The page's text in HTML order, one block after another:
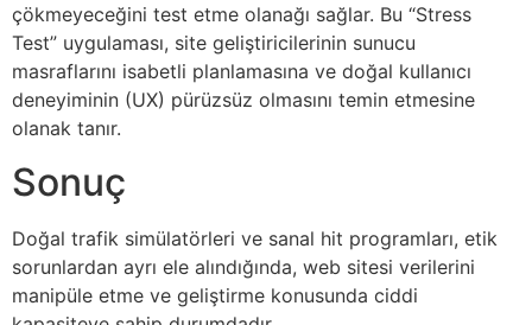
çökmeyeceğini test etme olanağı sağlar. Bu “Stress
Test” uygulaması, site geliştiricilerinin sunucu
masraflarını isabetli planlamasına ve doğal kullanıcı
deneyiminin (UX) pürüzsüz olmasını temin etmesine
olanak tanır.
Sonuç
Doğal trafik simülatörleri ve sanal hit programları, etik
sorunlardan ayrı ele alındığında, web sitesi verilerini
manipüle etme ve geliştirme konusunda ciddi